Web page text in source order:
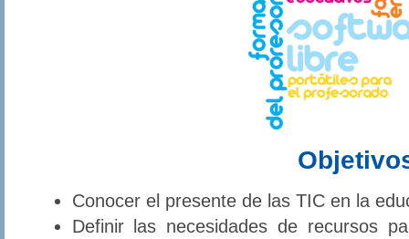
Conocer el presente de las TIC en la
Definir las necesidades de recursos